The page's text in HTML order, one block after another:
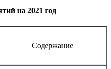
на 2021 год
Содержание